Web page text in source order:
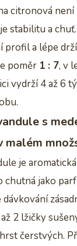
citronová
stabilitu a
profil a lépe
poměr 1 : 7, v
vydrží 4 až 6
s
malém
je
chutná jako
dávkování
2 lžičky
čerstvých.